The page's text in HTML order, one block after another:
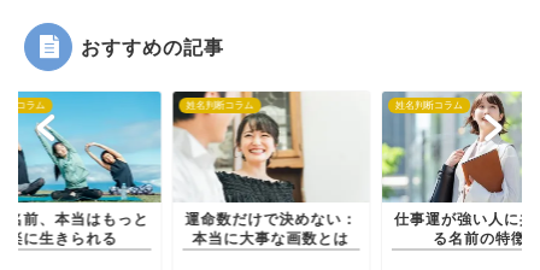
おすすめの記事
断コラム
名前、本当はもっと
楽に生きられる
姓名判断コラム
運命数だけで決めない：
本当に大事な画数とは
姓名判断コラム
仕事運が強い人に共
る名前の特徴